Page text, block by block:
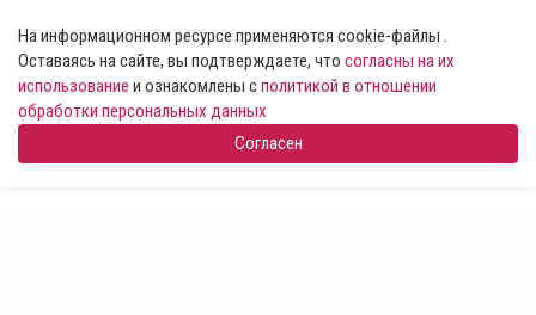
На информационном ресурсе применяются cookie-файлы .
Оставаясь на сайте, вы подтверждаете, что согласны на их
использование и ознакомлены сполитикой в отношении
обработки персональных данных
Согласен